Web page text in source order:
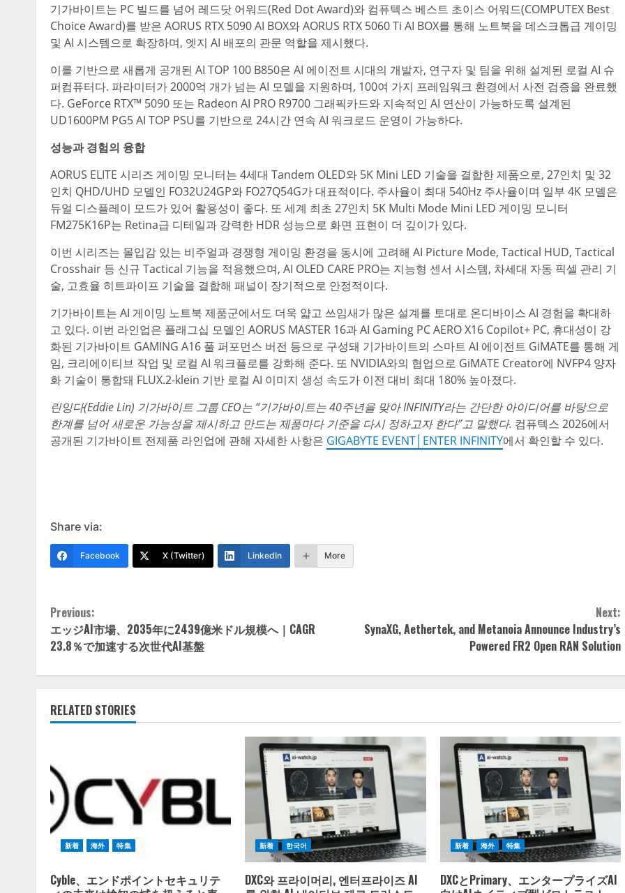
기가바이트는 PC 빌드를 넘어 레드닷 어워드(Red Dot Award)와 컴퓨텍스 베스트 초이스 어워드(COMPUTEX Best
Choice Award)를 받은 AORUS RTX 5090 AI BOX와 AORUS RTX 5060 Ti AI BOX를 통해 노트북을 데스크톱급 게이밍
및 AI 시스템으로 확장하며, 엣지 AI 배포의 관문 역할을 제시했다.
이를 기반으로 새롭게 공개된 AI TOP 100 B850은 AI 에이전트 시대의 개발자, 연구자 및 팀을 위해 설계된 로컬 AI 슈
퍼컴퓨터다. 파라미터가 2000억 개가 넘는 AI 모델을 지원하며, 100여 가지 프레임워크 환경에서 사전 검증을 완료했
다. GeForce RTX™ 5090 또는 Radeon AI PRO R9700 그래픽카드와 지속적인 AI 연산이 가능하도록 설계된
UD1600PM PG5 AI TOP PSU를 기반으로 24시간 연속 AI 워크로드 운영이 가능하다.
성능과 경험의 융합
AORUS ELITE 시리즈 게이밍 모니터는 4세대 Tandem OLED와 5K Mini LED 기술을 결합한 제품으로, 27인치 및 32
인치 QHD/UHD 모델인 FO32U24GP와 FO27Q54G가 대표적이다. 주사율이 최대 540Hz 주사율이며 일부 4K 모델은
듀얼 디스플레이 모드가 있어 활용성이 좋다. 또 세계 최초 27인치 5K Multi Mode Mini LED 게이밍 모니터
FM275K16P는 Retina급 디테일과 강력한 HDR 성능으로 화면 표현이 더 깊이가 있다.
이번 시리즈는 몰입감 있는 비주얼과 경쟁형 게이밍 환경을 동시에 고려해 AI Picture Mode, Tactical HUD, Tactical
Crosshair 등 신규 Tactical 기능을 적용했으며, AI OLED CARE PRO는 지능형 센서 시스템, 차세대 자동 픽셀 관리 기
술, 고효율 히트파이프 기술을 결합해 패널이 장기적으로 안정적이다.
기가바이트는 AI 게이밍 노트북 제품군에서도 더욱 얇고 쓰임새가 많은 설계를 토대로 온디바이스 AI 경험을 확대하
고 있다. 이번 라인업은 플래그십 모델인 AORUS MASTER 16과 AI Gaming PC AERO X16 Copilot+ PC, 휴대성이 강
화된 기가바이트 GAMING A16 풀 퍼포먼스 버전 등으로 구성돼 기가바이트의 스마트 AI 에이전트 GiMATE를 통해 게
임, 크리에이티브 작업 및 로컬 AI 워크플로를 강화해 준다. 또 NVIDIA와의 협업으로 GiMATE Creator에 NVFP4 양자
화 기술이 통합돼 FLUX.2-klein 기반 로컬 AI 이미지 생성 속도가 이전 대비 최대 180% 높아졌다.
린잉다(Eddie Lin) 기가바이트 그룹 CEO는 “기가바이트는 40주년을 맞아 INFINITY라는 간단한 아이디어를 바탕으로
한계를 넘어 새로운 가능성을 제시하고 만드는 제품마다 기준을 다시 정하고자 한다”고 말했다. 컴퓨텍스 2026에서
공개된 기가바이트 전제품 라인업에 관해 자세한 사항은 GIGABYTE EVENT│ENTER INFINITY에서 확인할 수 있다.
Share via:
Facebook X (Twitter) LinkedIn More
Continue
Reading
Previous:
エッジAI市場、2035年に2439億米ドル規模へ｜CAGR
23.8％で加速する次世代AI基盤
Next:
SynaXG, Aethertek, and Metanoia Announce Industry’s
Powered FR2 Open RAN Solution
RELATED STORIES
新着 海外 特集
Cyble、エンドポイントセキュリテ
新着 한국어
DXC와 프라이머리, 엔터프라이즈 AI
新着 海外 特集
DXCとPrimary、エンタープライズAI